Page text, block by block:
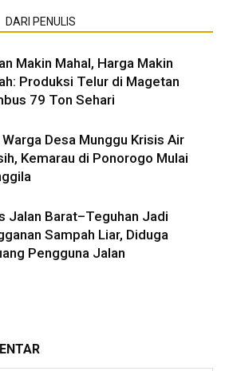
DARI PENULIS
Makin Mahal, Harga Makin
Produksi Telur di Magetan
79 Ton Sehari
Desa Munggu Krisis Air
Kemarau di Ponorogo Mulai
Jalan Barat–Teguhan Jadi
Sampah Liar, Diduga
Pengguna Jalan